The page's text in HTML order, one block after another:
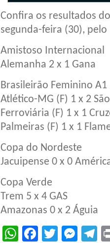
Confira os resultados
segunda-feira (30),
Amistoso Internacional
Alemanha 2 x 1 Gana
Brasileirão Feminino A1
Atlético-MG (F) 1 x 2
Ferroviária (F) 1 x 1
Palmeiras (F) 1 x 1
Copa do Nordeste
Jacuipense 0 x 0
Copa Verde
Trem 5 x 4 GAS
Amazonas 0 x 2 Águia
WhatsApp
Facebook
Twitter